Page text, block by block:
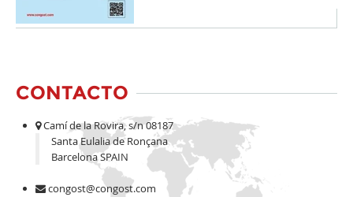
CONTACTO
Camí de la Rovira, s/n 08187
Santa Eulalia de Ronçana
Barcelona SPAIN
congost@congost.com